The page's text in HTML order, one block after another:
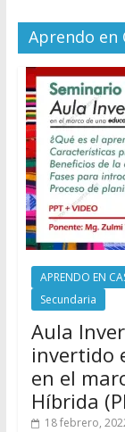
Aprendo en
APRENDO EN
Secundaria
Aula
invertido
en el
Híbrida
18 febrero,